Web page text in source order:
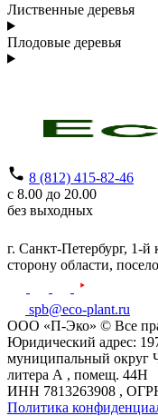
Лиственные деревья
Плодовые деревья
8 (812) 415-82-46
с 8.00 до 20.00
без выходных
г. Санкт-Петербург, 1-й
сторону области,
spb@eco-plant.ru
ООО «П-Эко» © Все
Юридический адрес:
муниципальный округ
литера А , помещ. 44Н
ИНН 7813263908 ,
Политика